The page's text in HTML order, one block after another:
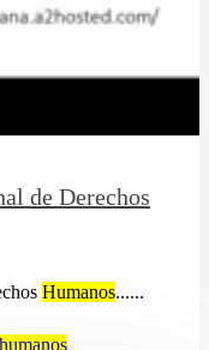
de Derechos
Humanos......
humanos